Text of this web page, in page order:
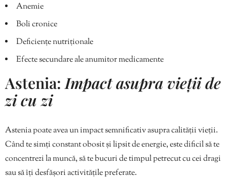
Anemie
Boli cronice
Deficiențe nutriționale
Efecte secundare ale anumitor medicamente
Astenia: Impact asupra vieții de
zi cu zi
Astenia poate avea un impact semnificativ asupra calității vieții.
Când te simți constant obosit și lipsit de energie, este dificil să te
concentrezi la muncă, să te bucuri de timpul petrecut cu cei dragi
sau să îți desfășori activitățile preferate.